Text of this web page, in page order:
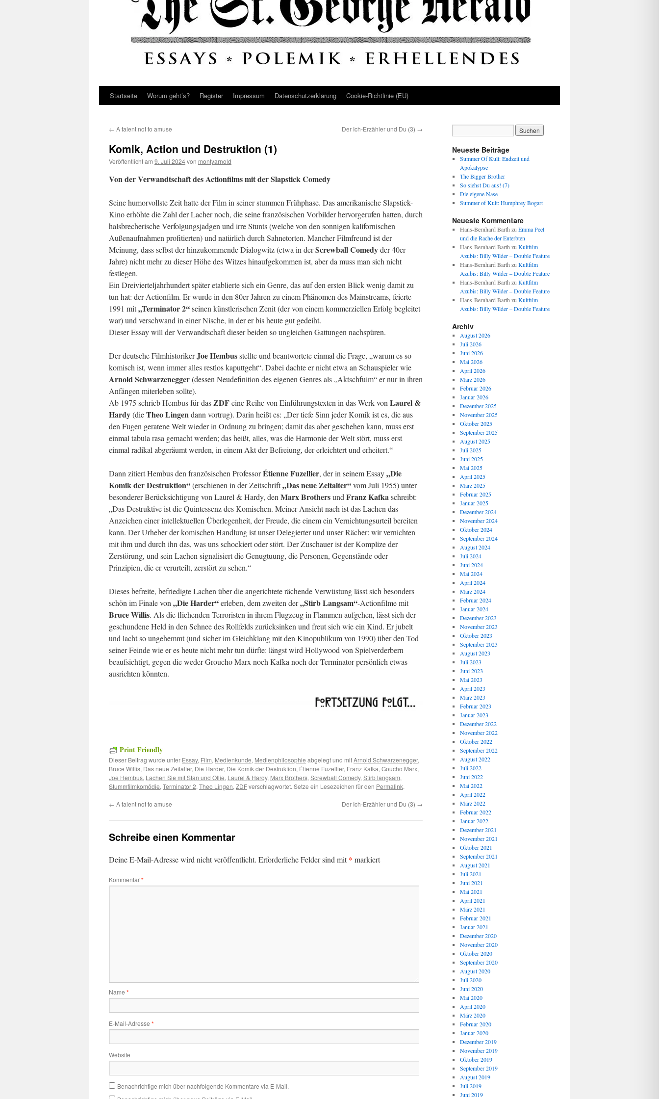
Startseite Worum geht’s? Register Impressum Datenschutz­erklärung Cookie-Richtlinie (EU)
← A talent not to amuse Der Ich-Erzähler und Du (3) →
Komik, Action und Destruktion (1)
Veröffentlicht am 9. Juli 2024von montyarnold
Von der Verwandtschaft des Actionfilms mit der Slapstick Comedy
Seine humorvollste Zeit hatte der Film in seiner stummen Frühphase. Das amerikanische Slapstick-
Kino erhöhte die Zahl der Lacher noch, die seine französischen Vorbilder hervorgerufen hatten, durch
halsbrecherische Verfolgungsjadgen und irre Stunts (welche von den sonnigen kalifornischen
Außenaufnahmen profitierten) und natürlich durch Sahnetorten. Mancher Filmfreund ist der
Meinung, dass selbst der hinzukommende Dialogwitz (etwa in derScrewball Comedyder 40er
Jahre) nicht mehr zu dieser Höhe des Witzes hinaufgekommen ist, aber da muss man sich nicht
festlegen.
Ein Dreivierteljahrhundert später etablierte sich ein Genre, das auf den ersten Blick wenig damit zu
tun hat: der Actionfilm. Er wurde in den 80er Jahren zu einem Phänomen des Mainstreams, feierte
1991 mit„Terminator 2“seinen künstlerischen Zenit (der von einem kommerziellen Erfolg begleitet
war) und verschwand in einer Nische, in der er bis heute gut gedeiht.
Dieser Essay will der Verwandtschaft dieser beiden so ungleichen Gattungen nachspüren.
Der deutsche FilmhistorikerJoe Hembusstellte und beantwortete einmal die Frage, „warum es so
komisch ist, wenn immer alles restlos kaputtgeht“. Dabei dachte er nicht etwa an Schauspieler wie
Arnold Schwarzenegger(dessen Neudefinition des eigenen Genres als „Aktschfuim“ er nur in ihren
Anfängen miterleben sollte).
Ab 1975 schrieb Hembus für dasZDFeine Reihe von Einführungstexten in das Werk von Laurel &
Hardy(dieTheo Lingendann vortrug). Darin heißt es: „Der tiefe Sinn jeder Komik ist es, die aus
den Fugen geratene Welt wieder in Ordnung zu bringen; damit das aber geschehen kann, muss erst
einmal tabula rasa gemacht werden; das heißt, alles, was die Harmonie der Welt stört, muss erst
einmal radikal abgeräumt werden, in einem Akt der Befreiung, der erleichtert und erheitert.“
Dann zitiert Hembus den französischen ProfessorÉtienne Fuzellier, der in seinem Essay„Die
Komik der Destruktion“(erschienen in der Zeitschrift„Das neue Zeitalter“vom Juli 1955) unter
besonderer Berücksichtigung von Laurel & Hardy, den Marx Brothersund Franz Kafkaschreibt:
„Das Destruktive ist die Quintessenz des Komischen. Meiner Ansicht nach ist das Lachen das
Anzeichen einer intellektuellen Überlegenheit, der Freude, die einem ein Vernichtungsurteil bereiten
kann. Der Urheber der komischen Handlung ist unser Delegierter und unser Rächer: wir vernichten
mit ihm und durch ihn das, was uns schockiert oder stört. Der Zuschauer ist der Komplize der
Zerstörung, und sein Lachen signalisiert die Genugtuung, die Personen, Gegenstände oder
Prinzipien, die er verurteilt, zerstört zu sehen.“
Dieses befreite, befriedigte Lachen über die angerichtete rächende Verwüstung lässt sich besonders
schön im Finale von „Die Harder“erleben, dem zweiten der„Stirb Langsam“-Actionfilme mit
Bruce Willis. Als die fliehenden Terroristen in ihrem Flugzeug in Flammen aufgehen, lässt sich der
geschundene Held in den Schnee des Rollfelds zurücksinken und freut sich wie ein Kind. Er jubelt
und lacht so ungehemmt (und sicher im Gleichklang mit den Kinopublikum von 1990) über den Tod
seiner Feinde wie er es heute nicht mehr tun dürfte: längst wird Hollywood von Spielverderbern
beaufsichtigt, gegen die weder Groucho Marx noch Kafka noch der Terminator persönlich etwas
ausrichten könnten.
Print Friendly
Dieser Beitrag wurde unter Essay, Film, Medienkunde, Medienphilosophie abgelegt und mitArnold Schwarzenegger,
Bruce Willis, Das neue Zeitalter, Die Harder, Die Komik der Destruktion, Étienne Fuzellier, Franz Kafka, Goucho Marx,
Joe Hembus, Lachen Sie mit Stan und Ollie, Laurel & Hardy, Marx Brothers, Screwball Comedy, Stirb langsam,
Stummfilmkomödie, Terminator 2, Theo Lingen, ZDFverschlagwortet. Setze ein Lesezeichen für den Permalink.
← A talent not to amuse Der Ich-Erzähler und Du (3) →
Schreibe einen Kommentar
Deine E-Mail-Adresse wird nicht veröffentlicht. Erforderliche Felder sind mit* markiert
Kommentar*
Name *
E-Mail-Adresse *
Website
Benachrichtige mich über nachfolgende Kommentare via E-Mail.
Neueste Beiträge
Summer Of Kult: Endzeit und
Apokalypse
The Bigger Brother
So siehst Du aus! (7)
Die eigene Nase
Summer of Kult: Humphrey Bogart
Neueste Kommentare
Hans-Bernhard Barth zu Emma Peel
und die Rache der Enterbten
Hans-Bernhard Barth zu Kultfilm
Azubis: Billy Wilder – Double Feature
Hans-Bernhard Barth zu Kultfilm
Azubis: Billy Wilder – Double Feature
Hans-Bernhard Barth zu Kultfilm
Azubis: Billy Wilder – Double Feature
Hans-Bernhard Barth zu Kultfilm
Azubis: Billy Wilder – Double Feature
Archiv
August 2026
Juli 2026
Juni 2026
Mai 2026
April 2026
März 2026
Februar 2026
Januar 2026
Dezember 2025
November 2025
Oktober 2025
September 2025
August 2025
Juli 2025
Juni 2025
Mai 2025
April 2025
März 2025
Februar 2025
Januar 2025
Dezember 2024
November 2024
Oktober 2024
September 2024
August 2024
Juli 2024
Juni 2024
Mai 2024
April 2024
März 2024
Februar 2024
Januar 2024
Dezember 2023
November 2023
Oktober 2023
September 2023
August 2023
Juli 2023
Juni 2023
Mai 2023
April 2023
März 2023
Februar 2023
Januar 2023
Dezember 2022
November 2022
Oktober 2022
September 2022
August 2022
Juli 2022
Juni 2022
Mai 2022
April 2022
März 2022
Februar 2022
Januar 2022
Dezember 2021
November 2021
Oktober 2021
September 2021
August 2021
Juli 2021
Juni 2021
Mai 2021
April 2021
März 2021
Februar 2021
Januar 2021
Dezember 2020
November 2020
Oktober 2020
September 2020
August 2020
Juli 2020
Juni 2020
Mai 2020
April 2020
März 2020
Februar 2020
Januar 2020
Dezember 2019
November 2019
Oktober 2019
September 2019
August 2019
Juli 2019
Juni 2019